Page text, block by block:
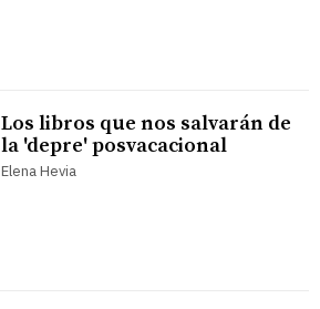
Los libros que nos salvarán de
la 'depre' posvacacional
Elena Hevia